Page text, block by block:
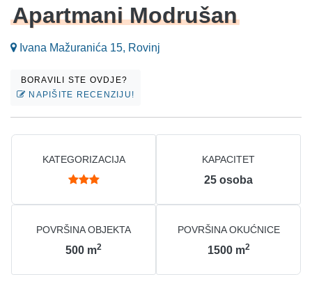
Apartmani Modrušan
Ivana Mažuranića 15, Rovinj
BORAVILI STE OVDJE?
NAPIŠITE RECENZIJU!
KATEGORIZACIJA KAPACITET
25 osoba
POVRŠINA OBJEKTA
500 m2
POVRŠINA OKUĆNICE
1500 m2